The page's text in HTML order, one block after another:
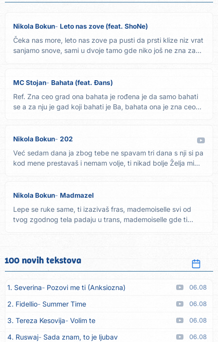
Nikola Bokun Leto nas zove (feat. ShoNe)
Čeka nas more, leto nas zove pa pusti da prsti klize niz vrat
sanjamo snove, sami u dvoje tamo gde niko još ne zna za...
MC Stojan Bahata (feat. Đans)
Ref. Zna ceo grad ona bahata je rođena je da samo bahati
se a za nju je gad koji bahati je Ba, bahata ona je zna ceo...
Nikola Bokun 202
Već sedam dana ja zbog tebe ne spavam tri dana s nji si pa
kod mene prestavaš i nemam volje, ti nikad bolje Želja mi...
Nikola Bokun Madmazel
Lepe se ruke same, ti izazivaš fras, mademoiselle svi od
tvog zgodnog tela padaju u trans, mademoiselle gde ti
100 novih tekstova
1. Severina Pozovi me ti (Anksiozna) 06.08
2. Fidellio Summer Time 06.08
3. Tereza Kesovija Volim te 06.08
4. Ruswaj Sada znam, to je ljubav 06.08